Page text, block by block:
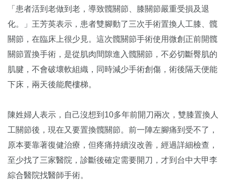
「患者活到老做到老，導致髖關節、膝關節嚴重受損及退
化。」王芳英表示，患者雙腳動了三次手術置換人工膝、髖
關節，在臨床上很少見。這次髖關節手術使用微創正前開髖
關節置換手術，是從肌肉間隙進入髖關節，不必切斷臀肌的
肌腱，不會破壞軟組織，同時減少手術創傷，術後隔天便能
下床，兩天後能爬樓梯。
陳姓婦人表示，自己沒想到10多年前開刀兩次，雙膝置換人
工關節後，現在又要置換髖關節。前一陣左腳痛到受不了，
原本要靠著復健治療，但疼痛持續沒改善，經過詳細檢查，
至少找了三家醫院，診斷後確定需要開刀，才到台中大甲李
綜合醫院找醫師手術。